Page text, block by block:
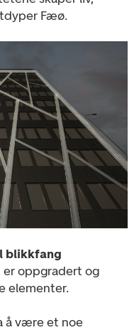
Fæø.
blikkfang
er oppgradert og
elementer.
å være et noe